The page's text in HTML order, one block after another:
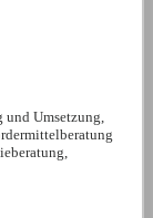
Umsetzung,